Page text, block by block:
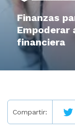
Finanzas
Empoderar
financiera
Compartir: